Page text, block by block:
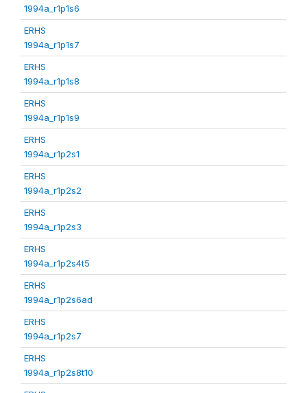
1994a_r1p1s6
ERHS
1994a_r1p1s7
ERHS
1994a_r1p1s8
ERHS
1994a_r1p1s9
ERHS
1994a_r1p2s1
ERHS
1994a_r1p2s2
ERHS
1994a_r1p2s3
ERHS
1994a_r1p2s4t5
ERHS
1994a_r1p2s6ad
ERHS
1994a_r1p2s7
ERHS
1994a_r1p2s8t10